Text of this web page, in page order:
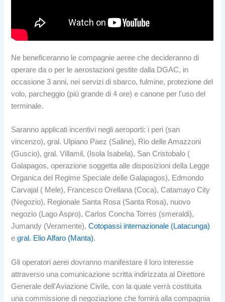
Ne beneficeranno le compagnie aeree che decideranno di
operare da o per le aerostazioni gestite dalla DGAC, in
occasione 3 anni, nei servizi di sbarco, fulmine, protezione del
volo, parcheggio (più grande di 4 ore) e canone per l'uso del
terminale.
Saranno applicati incentivi negli aeroporti: i peri (san
vincenzo), gral. Ulpiano Paez (Saline), Rio delle Amazzoni
(Guscio), gral. Villamil, (Isola Isabela), San Cristobalo (
Galapagos, operazione soggetta alle disposizioni della Legge
Organica del Regime Speciale delle Galapagos), Edmondo
Carvajal ( Mele), Francesco Orellana (Coca), Catamayo City
(Negozio), Regionale Santa Rosa (Santa Rosa), nuovo
negozio (Lago Aspro), Carlos Concha Torres (smeraldi),
Jumandy (Veramente),Cotopassi internazionale (Latacunga)
egral. Elio Alfaro (Manta).
Gli operatori aerei dovranno manifestare il loro interesse
attraverso una comunicazione scritta indirizzata al Direttore
Generale dell'Aviazione Civile, con la quale verrà costituita
una commissione di negoziazione che fornirà alla compagnia